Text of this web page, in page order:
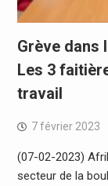
Grève dans
Les 3
travail
7 février 2023
(07-02-2023)
secteur de la